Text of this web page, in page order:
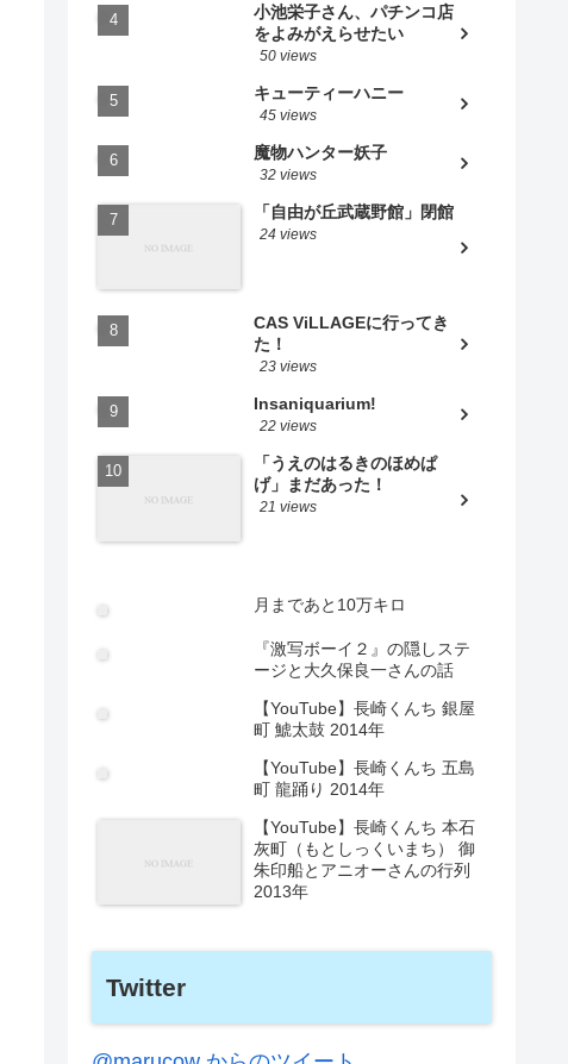
小池栄子さん、パチンコ店
をよみがえらせたい
50 views
キューティーハニー
45 views
魔物ハンター妖子
32 views
「自由が丘武蔵野館」閉館
24 views
CAS ViLLAGEに行ってき
た！
23 views
Insaniquarium!
22 views
「うえのはるきのほめぱ
げ」まだあった！
21 views
月まであと10万キロ
『激写ボーイ２』の隠しステ
ージと大久保良一さんの話
【YouTube】長崎くんち 銀屋
町 鯱太鼓 2014年
【YouTube】長崎くんち 五島
町 龍踊り 2014年
【YouTube】長崎くんち 本石
灰町（もとしっくいまち） 御
朱印船とアニオーさんの行列
2013年
Twitter